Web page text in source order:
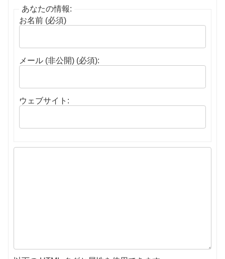
あなたの情報:
お名前 (必須)
メール (非公開) (必須):
ウェブサイト: